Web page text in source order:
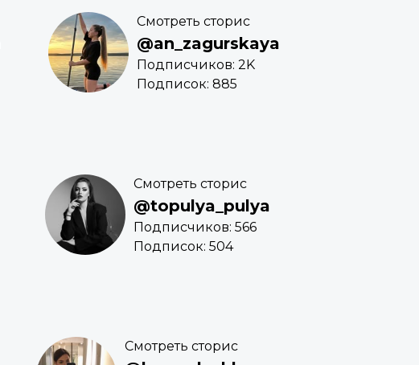
Смотреть сторис
@an_zagurskaya
Подписчиков: 2K
Подписок: 885
Смотреть сторис
@topulya_pulya
Подписчиков: 566
Подписок: 504
Смотреть сторис